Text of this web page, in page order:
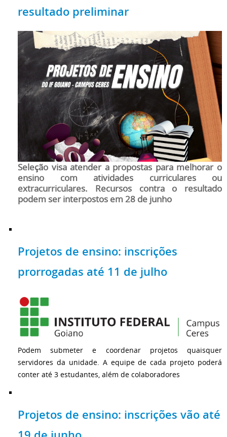
resultado preliminar
Seleção visa atender a propostas para melhorar o
ensino com atividades curriculares ou
extracurriculares. Recursos contra o resultado
podem ser interpostos em 28 de junho
Projetos de ensino: inscrições
prorrogadas até 11 de julho
Podem submeter e coordenar projetos quaisquer
servidores da unidade. A equipe de cada projeto poderá
conter até 3 estudantes, além de colaboradores
Projetos de ensino: inscrições vão até